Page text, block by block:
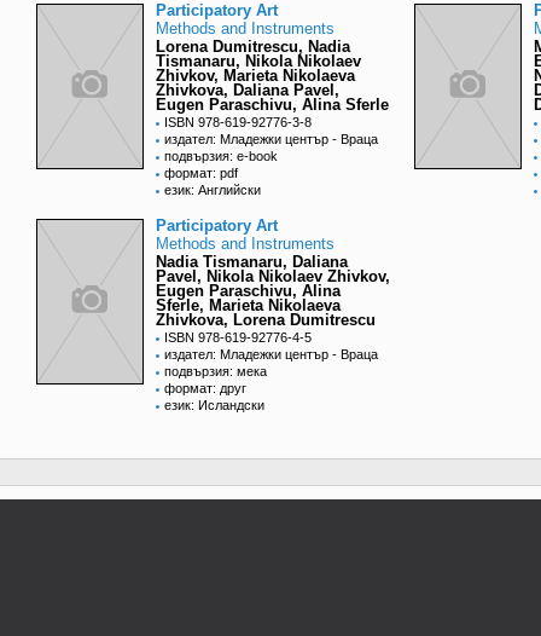
Participatory Art
Methods and Instruments
Lorena Dumitrescu, Nadia
Tismanaru, Nikola Nikolaev
Zhivkov, Marieta Nikolaeva
Zhivkova, Daliana Pavel,
Eugen Paraschivu, Alina Sferle
ISBN 978-619-92776-3-8
издател: Младежки център - Враца
подвързия: e-book
формат: pdf
език: Английски
Participatory Art
Methods and Instruments
Nadia Tismanaru, Daliana
Pavel, Nikola Nikolaev Zhivkov,
Eugen Paraschivu, Alina
Sferle, Marieta Nikolaeva
Zhivkova, Lorena Dumitrescu
ISBN 978-619-92776-4-5
издател: Младежки център - Враца
подвързия: мека
формат: друг
език: Исландски